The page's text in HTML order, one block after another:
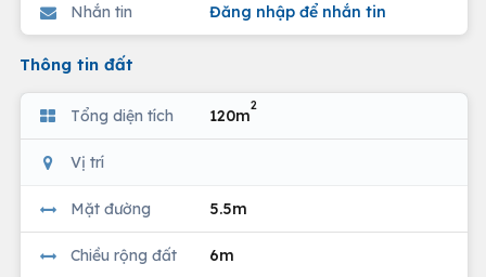
Nhắn tin Đăng nhập để nhắn tin
Thông tin đất
Tổng diện tích 120m
2
Vị trí
Mặt đường 5.5m
Chiều rộng đất 6m